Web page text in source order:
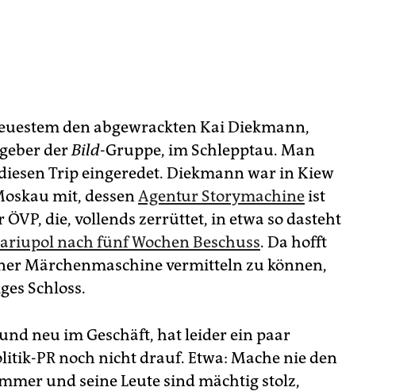
den abgewrackten Kai Diekmann,
derBild-Gruppe, im Schlepptau. Man
Trip eingeredet. Diekmann war in Kiew
mit, dessenAgentur ­Storymachineist
die, vollends zerrüttet, in etwa so dasteht
nach fünf Wochen Beschuss. Da hofft
Märchen­maschine vermitteln zu können,
Schloss.
neu im Geschäft, hat leider ein paar
PR noch nicht drauf. Etwa: Mache nie den
und seine Leute sind mächtig stolz,